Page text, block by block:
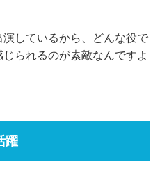
しているから、どんな役で
られるのが素敵なんですよ
躍